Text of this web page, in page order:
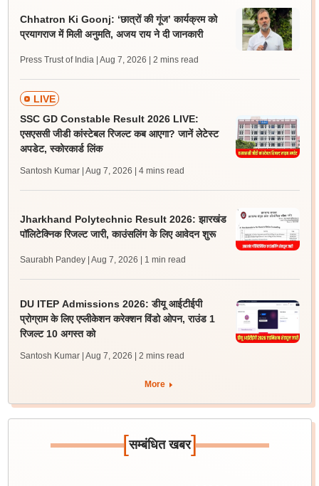
Chhatron Ki Goonj: ‘छात्रों की गूंज’ कार्यक्रम को
प्रयागराज में मिली अनुमति, अजय राय ने दी जानकारी
Press Trust of India | Aug 7, 2026 | 2 mins read
LIVE
SSC GD Constable Result 2026 LIVE:
एसएससी जीडी कांस्टेबल रिजल्ट कब आएगा? जानें लेटेस्ट
अपडेट, स्कोरकार्ड लिंक
Santosh Kumar | Aug 7, 2026 | 4 mins read
Jharkhand Polytechnic Result 2026: झारखंड
पॉलिटेक्निक रिजल्ट जारी, काउंसलिंग के लिए आवेदन शुरू
Saurabh Pandey | Aug 7, 2026 | 1 min read
DU ITEP Admissions 2026: डीयू आईटीईपी
प्रोग्राम के लिए एप्लीकेशन करेक्शन विंडो ओपन, राउंड 1
रिजल्ट 10 अगस्त को
Santosh Kumar | Aug 7, 2026 | 2 mins read
More
[सम्बंधित खबर]